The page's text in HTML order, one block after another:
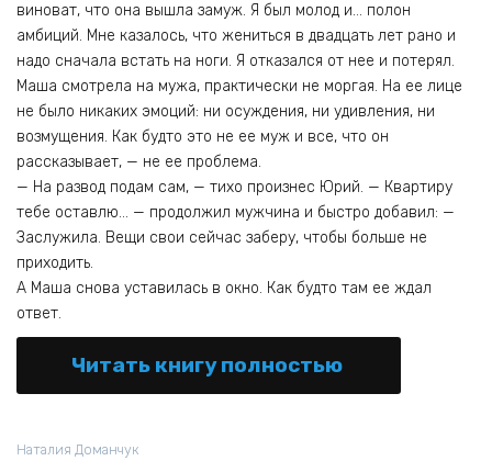
виноват, что она вышла замуж. Я был молод и… полон
амбиций. Мне казалось, что жениться в двадцать лет рано и
надо сначала встать на ноги. Я отказался от нее и потерял.
Маша смотрела на мужа, практически не моргая. На ее лице
не было никаких эмоций: ни осуждения, ни удивления, ни
возмущения. Как будто это не ее муж и все, что он
рассказывает, — не ее проблема.
— На развод подам сам, — тихо произнес Юрий. — Квартиру
тебе оставлю… — продолжил мужчина и быстро добавил: —
Заслужила. Вещи свои сейчас заберу, чтобы больше не
приходить.
А Маша снова уставилась в окно. Как будто там ее ждал
ответ.
Читать книгу полностью
Наталия Доманчук